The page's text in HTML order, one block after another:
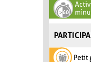
Petit